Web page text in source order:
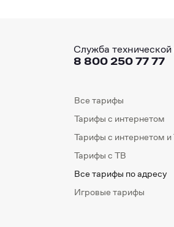
Служба
8 800 250 77 77
Все тарифы
Тарифы с интернетом
Тарифы с интернетом и
Тарифы с ТВ
Все тарифы по адресу
Игровые тарифы